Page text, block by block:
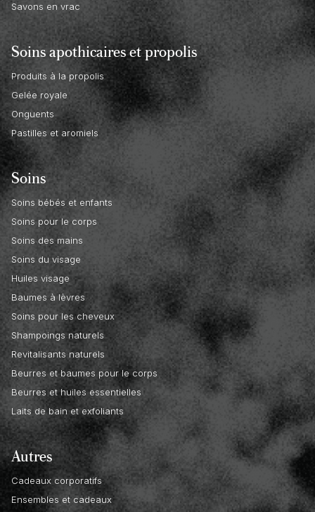
Savons en vrac
Soins apothicaires et propolis
Produits à la propolis
Gelée royale
Onguents
Pastilles et aromiels
Soins
Soins bébés et enfants
Soins pour le corps
Soins des mains
Soins du visage
Huiles visage
Baumes à lèvres
Soins pour les cheveux
Shampoings naturels
Revitalisants naturels
Beurres et baumes pour le corps
Beurres et huiles essentielles
Laits de bain et exfoliants
Autres
Cadeaux corporatifs
Ensembles et cadeaux